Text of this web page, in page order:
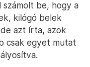
számolt be, hogy a
kilógó belek
azt írta, azok
csak egyet mutat